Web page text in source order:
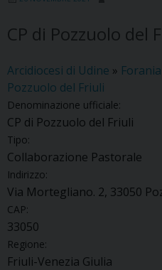
CP di Pozzuolo del
Arcidiocesi di Udine »
Pozzuolo del Friuli
Denominazione ufficiale:
CP di Pozzuolo del Friuli
Tipo:
Collaborazione Pastorale
Indirizzo:
Via Mortegliano. 2, 33050
CAP:
33050
Regione:
Friuli-Venezia Giulia